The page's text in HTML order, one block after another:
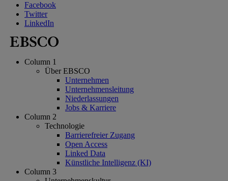
Facebook
Twitter
LinkedIn
Column 1
Über EBSCO
Unternehmen
Unternehmensleitung
Niederlassungen
Jobs & Karriere
Column 2
Technologie
Barrierefreier Zugang
Open Access
Linked Data
Künstliche Intelligenz (KI)
Column 3